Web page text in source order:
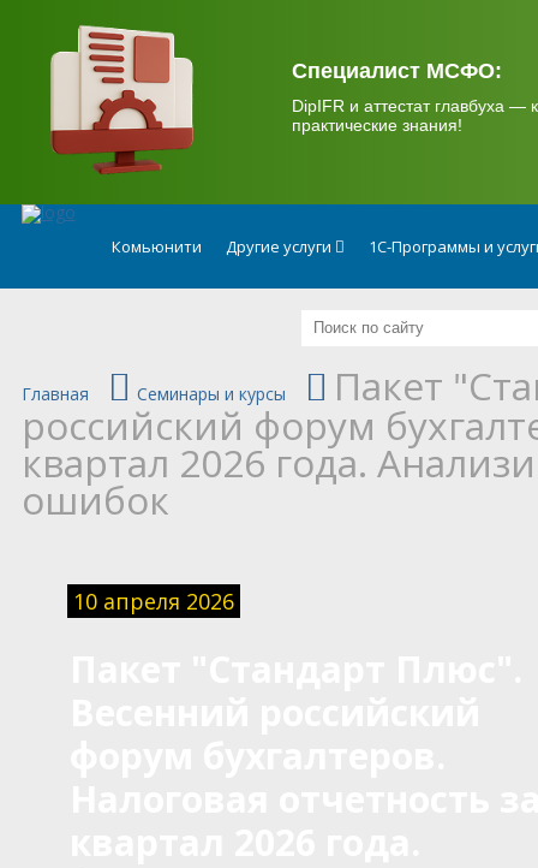
Специалист МСФО:
DipIFR и аттестат главбуха —
практические знания!
Комьюнити Другие услуги 1С-Программы и
Главная Семинары и курсы Пакет
российский форум
квартал 2026 года.
ошибок
10 апреля 2026